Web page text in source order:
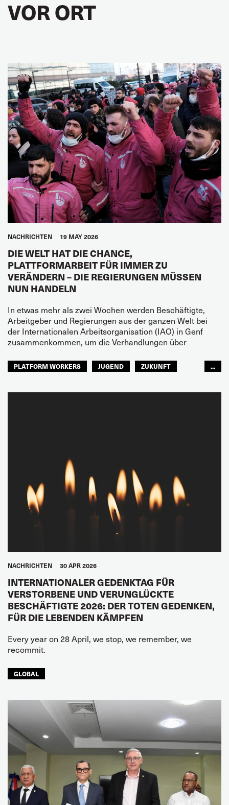
VOR ORT
NACHRICHTEN 19 MAY 2026
DIE WELT HAT DIE CHANCE,
PLATTFORMARBEIT FÜR IMMER ZU
VERÄNDERN – DIE REGIERUNGEN MÜSSEN
NUN HANDELN
In etwas mehr als zwei Wochen werden Beschäftigte,
Arbeitgeber und Regierungen aus der ganzen Welt bei
der Internationalen Arbeitsorganisation (IAO) in Genf
zusammenkommen, um die Verhandlungen über
PLATFORM WORKERS JUGEND
ZUKUNFT
...
NACHRICHTEN 30 APR 2026
INTERNATIONALER GEDENKTAG FÜR
VERSTORBENE UND VERUNGLÜCKTE
BESCHÄFTIGTE 2026: DER TOTEN GEDENKEN,
FÜR DIE LEBENDEN KÄMPFEN
Every year on 28 April, we stop, we remember, we
recommit.
GLOBAL